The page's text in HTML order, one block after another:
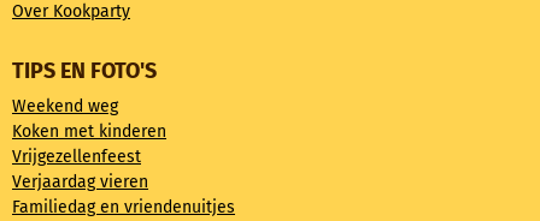
Over Kookparty
TIPS EN FOTO'S
Weekend weg
Koken met kinderen
Vrijgezellenfeest
Verjaardag vieren
Familiedag en vriendenuitjes